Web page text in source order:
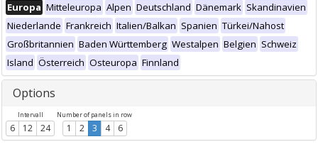
Europa Mitteleuropa Alpen Deutschland Dänemark Skandinavien
Niederlande Frankreich Italien/Balkan Spanien Türkei/Nahost
Großbritannien Baden Württemberg Westalpen Belgien Schweiz
Island Österreich Osteuropa Finnland
Options
Intervall
6 12 24
Number of panels in row
1 2 3 4 6